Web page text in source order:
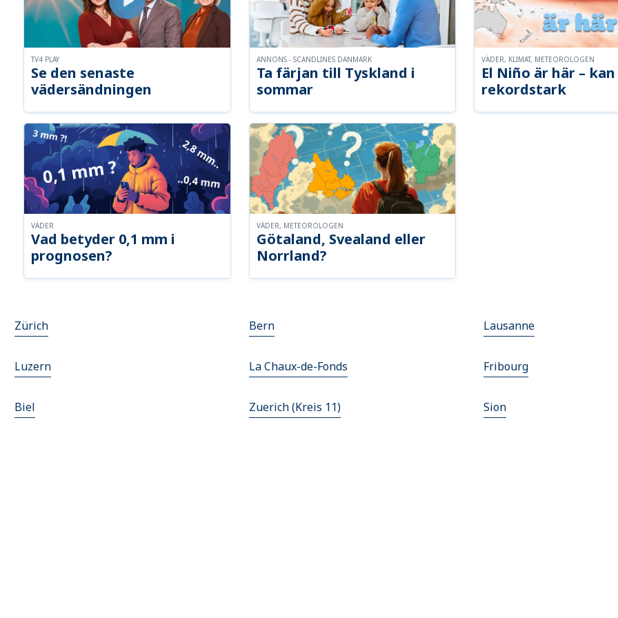
Se den senaste
vädersändningen
TV4 PLAY
Ta färjan till Tyskland i
sommar
ANNONS - SCANDLINES DANMARK
El Niño är här –
rekordstark
VÄDER, KLIMAT, METEOROLOGEN
Vad betyder 0,1 mm i
prognosen?
VÄDER
Götaland, Svealand eller
Norrland?
VÄDER, METEOROLOGEN
Zürich Bern Lausanne
Luzern La Chaux-de-Fonds Fribourg
Biel Zuerich (Kreis 11) Sion